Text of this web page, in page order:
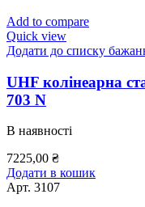
Add to compare
Quick view
Додати до списку
UHF колінеарна
703 N
В наявності
7225,00 ₴
Додати в кошик
Арт. 3107